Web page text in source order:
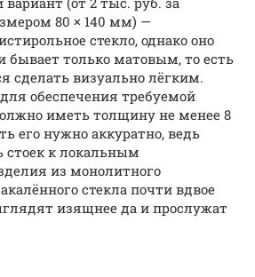
80 × 140 мм) —
стекло, однако оно
бывает только матовым, то есть
сделать визуально лёгким.
обеспечения требуемой
иметь толщину не менее 8
его нужно аккуратно, ведь
стоек к локальным
из монолитного
стекла почти вдвое
изящнее да и прослужат